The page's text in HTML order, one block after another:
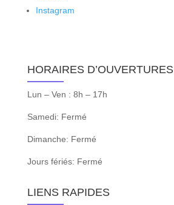
Instagram
HORAIRES D’OUVERTURES
Lun – Ven : 8h – 17h
Samedi: Fermé
Dimanche: Fermé
Jours fériés: Fermé
LIENS RAPIDES